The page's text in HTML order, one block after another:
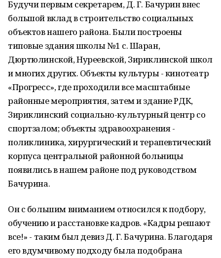
Будучи первым секретарем, Д. Г. Бачурин внес
большой вклад в строительство социальных
объектов нашего района. Были построены
типовые здания школы №1 с. Шаран,
Дюртюлинской, Нуреевской, Зириклинской школ
и многих других. Объекты культуры - кинотеатр
«Прогресс», где проходили все масштабные
районные мероприятия, затем и здание РДК,
Зириклинский социально-культурный центр со
спортзалом; объекты здравоохранения -
поликлиника, хирургический и терапевтический
корпуса центральной районной больницы
появились в нашем районе под руководством
Бачурина.
Он с большим вниманием относился к подбору,
обучению и расстановке кадров. «Кадры решают
все!» - таким был девиз Д. Г. Бачурина. Благодаря
его вдумчивому подходу была подобрана